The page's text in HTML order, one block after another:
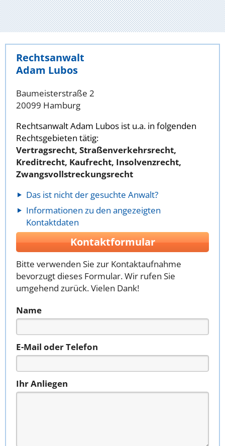
Rechtsanwalt
Adam Lubos
Baumeisterstraße 2
20099 Hamburg
Rechtsanwalt Adam Lubos ist u.a. in folgenden
Rechtsgebieten tätig:
Vertragsrecht, Straßenverkehrsrecht,
Kreditrecht, Kaufrecht, Insolvenzrecht,
Zwangsvollstreckungsrecht
Das ist nicht der gesuchte Anwalt?
Informationen zu den angezeigten
Kontaktdaten
Kontaktformular
Bitte verwenden Sie zur Kontaktaufnahme
bevorzugt dieses Formular. Wir rufen Sie
umgehend zurück. Vielen Dank!
Name
E-Mail oder Telefon
Ihr Anliegen